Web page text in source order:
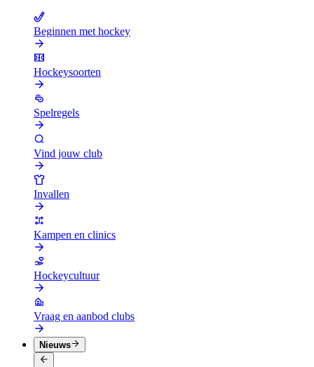
Beginnen met hockey
Hockeysoorten
Spelregels
Vind jouw club
Invallen
Kampen en clinics
Hockeycultuur
Vraag en aanbod clubs
Nieuws